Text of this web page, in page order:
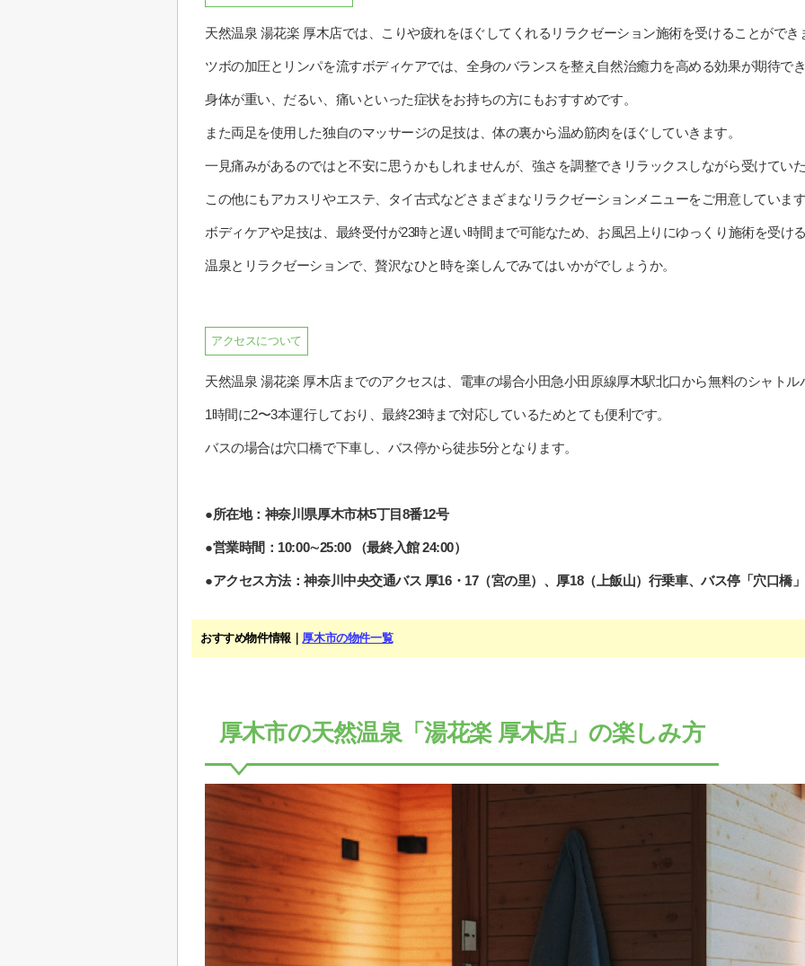
天然温泉 湯花楽 厚木店では、こりや疲れをほぐしてくれるリラクゼーション施術を受けることができ
ツボの加圧とリンパを流すボディケアでは、全身のバランスを整え自然治癒力を高める効果が期待で
身体が重い、だるい、痛いといった症状をお持ちの方にもおすすめです。
また両足を使用した独自のマッサージの足技は、体の裏から温め筋肉をほぐしていきます。
一見痛みがあるのではと不安に思うかもしれませんが、強さを調整できリラックスしながら受けてい
この他にもアカスリやエステ、タイ古式などさまざまなリラクゼーションメニューをご用意していま
ボディケアや足技は、最終受付が23時と遅い時間まで可能なため、お風呂上りにゆっくり施術を受け
温泉とリラクゼーションで、贅沢なひと時を楽しんでみてはいかがでしょうか。
アクセスについて
天然温泉 湯花楽 厚木店までのアクセスは、電車の場合小田急小田原線厚木駅北口から無料のシャト
1時間に2〜3本運行しており、最終23時まで対応しているためとても便利です。
バスの場合は穴口橋で下車し、バス停から徒歩5分となります。
●所在地：神奈川県厚木市林5丁目8番12号
●営業時間：10:00∼25:00 （最終入館 24:00）
●アクセス方法：神奈川中央交通バス 厚16・17（宮の里）、厚18（上飯山）行乗車、バス停「穴口橋
おすすめ物件情報｜ 厚木市の物件一覧
厚木市の天然温泉「湯花楽 厚木店」の楽しみ方